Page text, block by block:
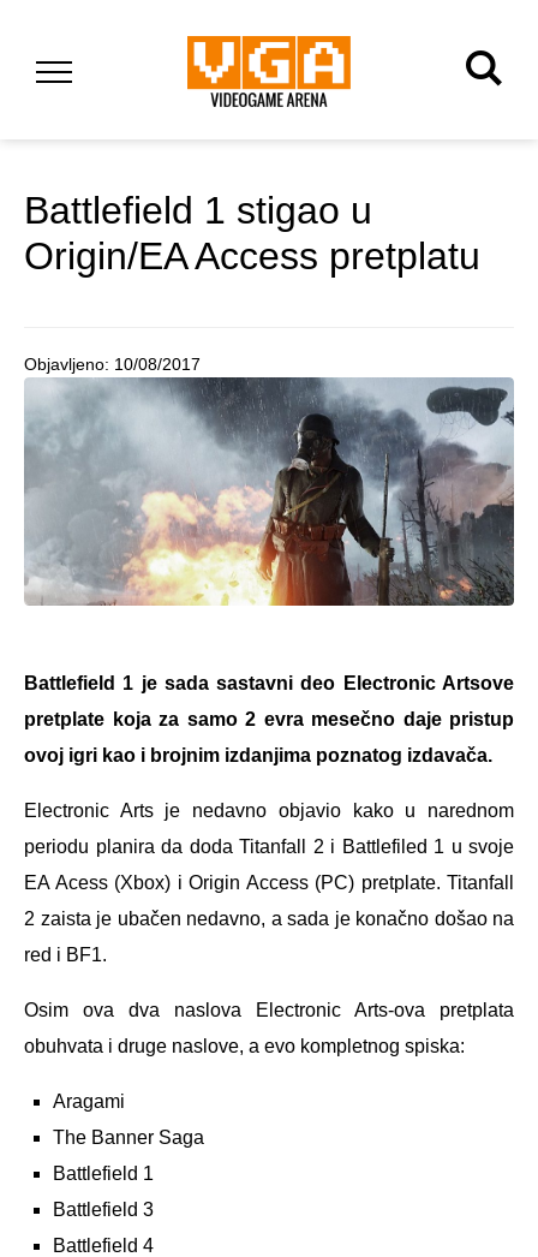
Battlefield 1 stigao u
Origin/EA Access pretplatu
Objavljeno: 10/08/2017
Battlefield 1 je sada sastavni deo Electronic Artsove
pretplate koja za samo 2 evra mesečno daje pristup
ovoj igri kao i brojnim izdanjima poznatog izdavača.
Electronic Arts je nedavno objavio kako u narednom
periodu planira da doda Titanfall 2 i Battlefiled 1 u svoje
EA Acess (Xbox) i Origin Access (PC) pretplate. Titanfall
2 zaista je ubačen nedavno, a sada je konačno došao na
red i BF1.
Osim ova dva naslova Electronic Arts-ova pretplata
obuhvata i druge naslove, a evo kompletnog spiska:
Aragami
The Banner Saga
Battlefield 1
Battlefield 3
Battlefield 4